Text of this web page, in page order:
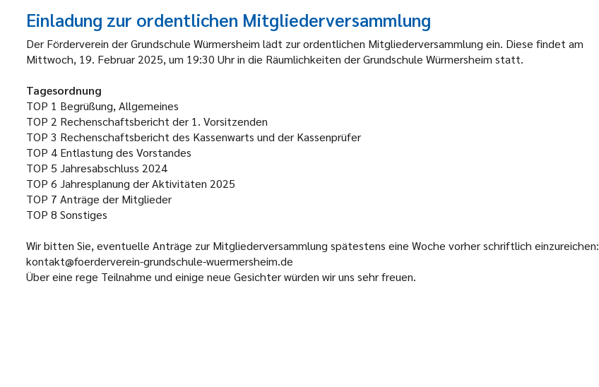
Einladung zur ordentlichen Mitgliederversammlung
Der Förderverein der Grundschule Würmersheim lädt zur ordentlichen Mitgliederversammlung ein. Diese findet am
Mittwoch, 19. Februar 2025, um 19:30 Uhr in die Räumlichkeiten der Grundschule Würmersheim statt.
Tagesordnung
TOP 1 Begrüßung, Allgemeines
TOP 2 Rechenschaftsbericht der 1. Vorsitzenden
TOP 3 Rechenschaftsbericht des Kassenwarts und der Kassenprüfer
TOP 4 Entlastung des Vorstandes
TOP 5 Jahresabschluss 2024
TOP 6 Jahresplanung der Aktivitäten 2025
TOP 7 Anträge der Mitglieder
TOP 8 Sonstiges
Wir bitten Sie, eventuelle Anträge zur Mitgliederversammlung spätestens eine Woche vorher schriftlich einzureichen:
kontakt@foerderverein-grundschule-wuermersheim.de
Über eine rege Teilnahme und einige neue Gesichter würden wir uns sehr freuen.